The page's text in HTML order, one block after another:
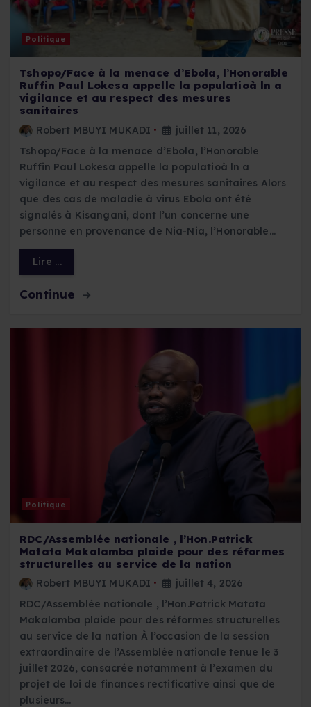
Politique
Tshopo/Face à la menace d’Ebola, l’Honorable
Ruffin Paul Lokesa appelle la populatioà ln a
vigilance et au respect des mesures
sanitaires
Robert MBUYI MUKADI
juillet 11, 2026
Tshopo/Face à la menace d’Ebola, l’Honorable
Ruffin Paul Lokesa appelle la populatioà ln a
vigilance et au respect des mesures sanitaires Alors
que des cas de maladie à virus Ebola ont été
signalés à Kisangani, dont l’un concerne une
personne en provenance de Nia-Nia, l’Honorable…
Lire ...
Continue
Politique
RDC/Assemblée nationale , l’Hon.Patrick
Matata Makalamba plaide pour des réformes
structurelles au service de la nation
Robert MBUYI MUKADI
juillet 4, 2026
RDC/Assemblée nationale , l’Hon.Patrick Matata
Makalamba plaide pour des réformes structurelles
au service de la nation À l’occasion de la session
extraordinaire de l’Assemblée nationale tenue le 3
juillet 2026, consacrée notamment à l’examen du
projet de loi de finances rectificative ainsi que de
plusieurs…